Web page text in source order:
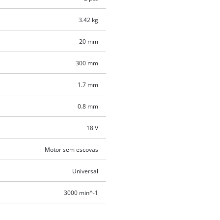
3.42 kg
20 mm
300 mm
1.7 mm
0.8 mm
18 V
Motor sem escovas
Universal
3000 min^-1